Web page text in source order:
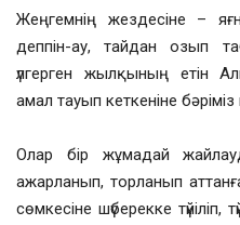
Жеңгемнің жездесіне –
деппін-ау, тайдан озып
үлгерген жылқының етін
амал тауып кеткеніне бәріміз
Олар бір жұмадай
ажарланып, торланып
сөмкесіне шүберекке түйіліп,